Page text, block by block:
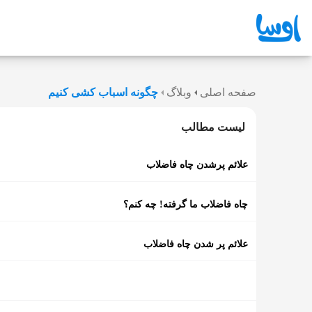
صفحه اصلی وبلاگ چگونه اسباب کشی کنیم
لیست مطالب
علائم پرشدن چاه فاضلاب
چاه فاضلاب ما گرفته! چه کنم؟
علائم پر شدن چاه فاضلاب